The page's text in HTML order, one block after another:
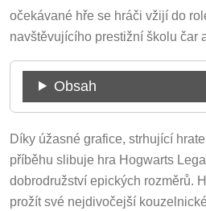
očekávané hře se hráči vžijí do
navštěvujícího prestižní školu čar
Obsah
Díky úžasné grafice, strhující
příběhu slibuje hra Hogwarts
dobrodružství epických rozměrů.
prožít své nejdivočejší